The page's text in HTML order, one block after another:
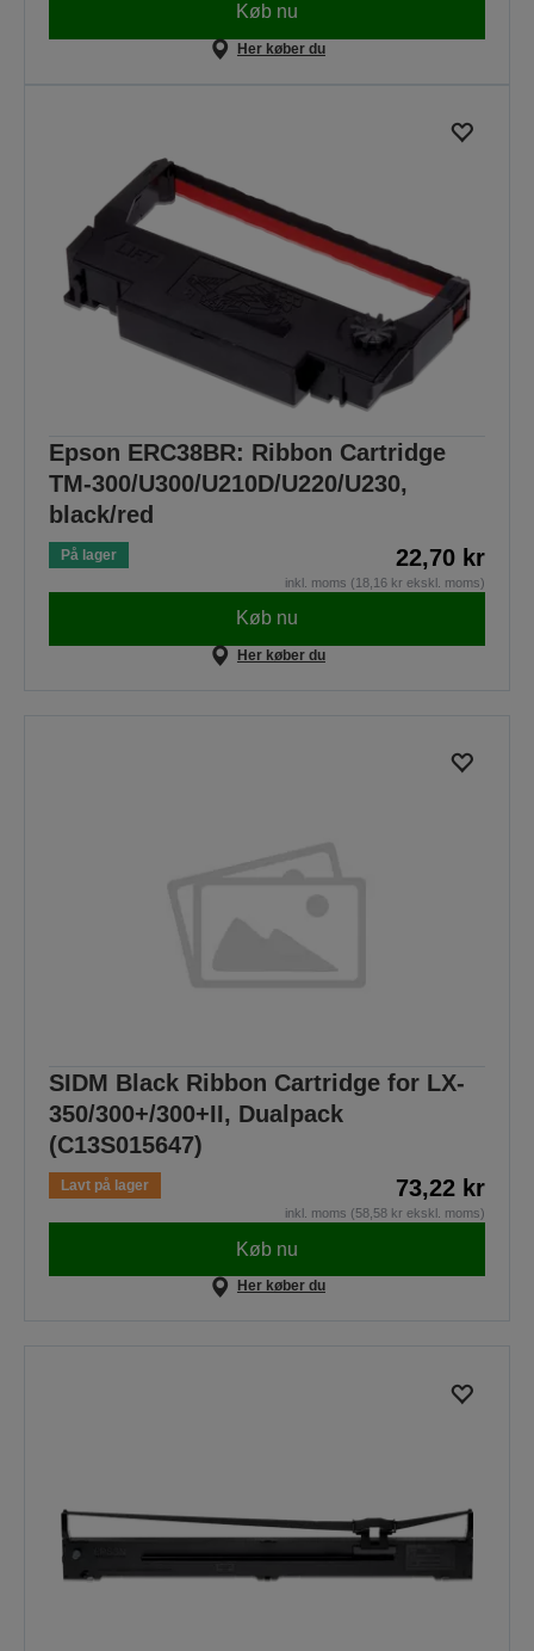
Køb nu
Her køber du
Epson ERC38BR: Ribbon Cartridge
TM-300/U300/U210D/U220/U230,
black/red
På lager 22,70 kr
inkl. moms (18,16 kr ekskl. moms)
Køb nu
Her køber du
SIDM Black Ribbon Cartridge for LX-
350/300+/300+II, Dualpack
(C13S015647)
Lavt på lager 73,22 kr
inkl. moms (58,58 kr ekskl. moms)
Køb nu
Her køber du